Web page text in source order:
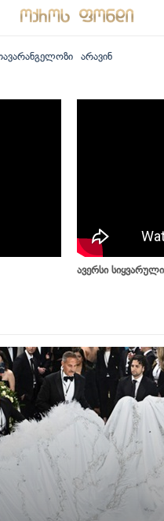
არავინ
ავერსი